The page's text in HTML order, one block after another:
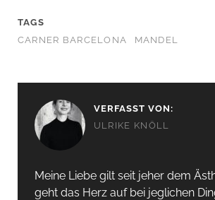
TAGS
CARNER BARCELONA
MANDEL
VERFASST VON:
ULRIKE KNÖLL
Meine Liebe gilt seit jeher dem
geht das Herz auf bei jeglichen